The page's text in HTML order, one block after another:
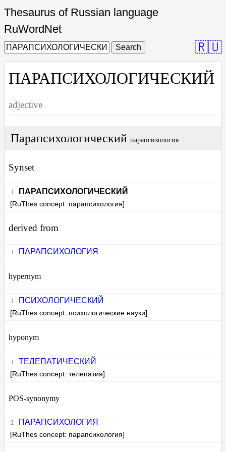
Thesaurus of Russian language
RuWordNet
Search 🇷🇺
ПАРАПСИХОЛОГИЧЕСКИЙ
adjective
Парапсихологический парапсихология
Synset
ПАРАПСИХОЛОГИЧЕСКИЙ
[RuThes concept: парапсихология]
derived from
ПАРАПСИХОЛОГИЯ
hypernym
ПСИХОЛОГИЧЕСКИЙ
[RuThes concept: психологические науки]
hyponym
ТЕЛЕПАТИЧЕСКИЙ
[RuThes concept: телепатия]
POS-synonymy
ПАРАПСИХОЛОГИЯ
[RuThes concept: парапсихология]